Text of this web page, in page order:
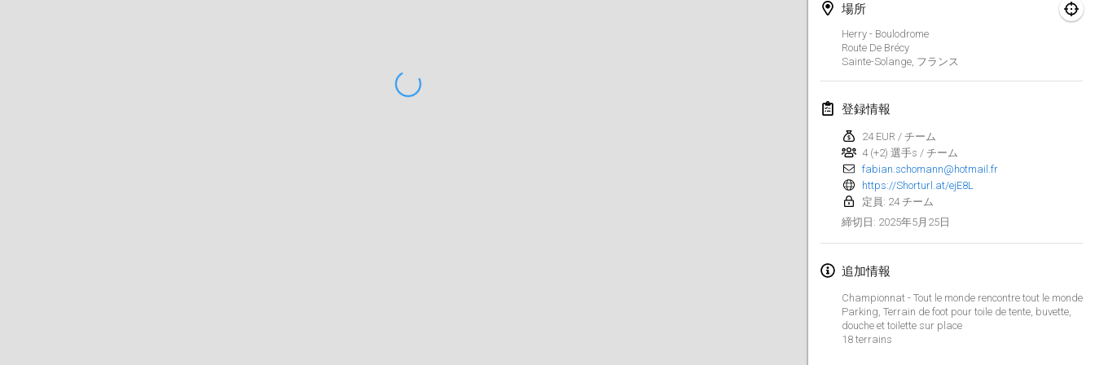
場所
Herry - Boulodrome
Route De Brécy
Sainte-Solange, フランス
登録情報
24 EUR / チーム
4 (+2) 選手s / チーム
fabian.schomann@hotmail.fr
https://Shorturl.at/ejE8L
定員: 24 チーム
締切日 : 2025年5月25日
追加情報
Championnat - Tout le monde rencontre tout le monde
Parking, Terrain de foot pour toile de tente, buvette,
douche et toilette sur place
18 terrains
2025年2月
US Mölkky Winter
2025年2月7日
Open des vendanges tardives
2025年2月8日 フランス
Indoor de la CASAS
2025年2月15日|フランス
2025年2月15日
Warm-up EM Indoor
2025年2月28日